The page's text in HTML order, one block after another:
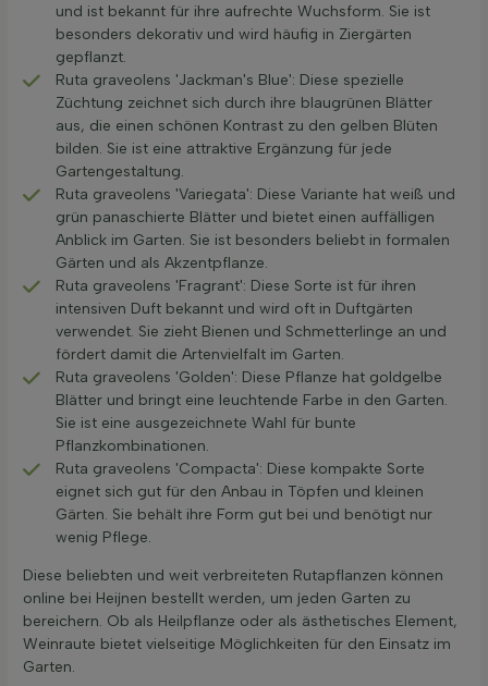
und ist bekannt für ihre aufrechte Wuchsform. Sie ist
besonders dekorativ und wird häufig in Ziergärten
gepflanzt.
Ruta graveolens 'Jackman's Blue': Diese spezielle
Züchtung zeichnet sich durch ihre blaugrünen Blätter
aus, die einen schönen Kontrast zu den gelben Blüten
bilden. Sie ist eine attraktive Ergänzung für jede
Gartengestaltung.
Ruta graveolens 'Variegata': Diese Variante hat weiß und
grün panaschierte Blätter und bietet einen auffälligen
Anblick im Garten. Sie ist besonders beliebt in formalen
Gärten und als Akzentpflanze.
Ruta graveolens 'Fragrant': Diese Sorte ist für ihren
intensiven Duft bekannt und wird oft in Duftgärten
verwendet. Sie zieht Bienen und Schmetterlinge an und
fördert damit die Artenvielfalt im Garten.
Ruta graveolens 'Golden': Diese Pflanze hat goldgelbe
Blätter und bringt eine leuchtende Farbe in den Garten.
Sie ist eine ausgezeichnete Wahl für bunte
Pflanzkombinationen.
Ruta graveolens 'Compacta': Diese kompakte Sorte
eignet sich gut für den Anbau in Töpfen und kleinen
Gärten. Sie behält ihre Form gut bei und benötigt nur
wenig Pflege.
Diese beliebten und weit verbreiteten Rutapflanzen können
online bei Heijnen bestellt werden, um jeden Garten zu
bereichern. Ob als Heilpflanze oder als ästhetisches Element,
Weinraute bietet vielseitige Möglichkeiten für den Einsatz im
Garten.